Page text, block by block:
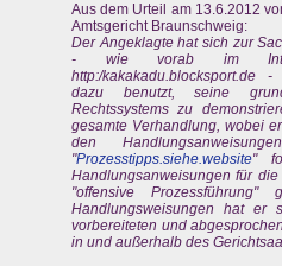
Aus dem Urteil am 13.6.2012
Amtsgericht Braunschweig:
Der Angeklagte hat sich zur
- wie vorab im
http:/kakakadu.blocksport.de
dazu benutzt, seine
Rechtssystems zu
gesamte Verhandlung, wobei
den
"Prozesstipps.siehe.website"
Handlungsanweisungen für
"offensive
Handlungsweisungen hat er
vorbereiteten und
in und außerhalb des